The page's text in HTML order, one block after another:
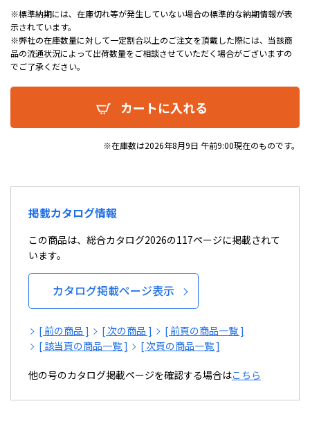
※標準納期には、在庫切れ等が発生していない場合の標準的な納期情報が表
示されています。
※弊社の在庫数量に対して一定割合以上のご注文を頂戴した際には、当該商
品の流通状況によって出荷数量をご相談させていただく場合がございますの
でご了承ください。
カートに入れる
※在庫数は2026年8月9日 午前9:00現在のものです。
掲載カタログ情報
この商品は、総合カタログ2026の117ページに掲載されて
います。
カタログ掲載ページ表示
[ 前の商品 ] [ 次の商品 ]
[ 前頁の商品一覧 ]
[ 該当頁の商品一覧 ]
[ 次頁の商品一覧 ]
他の号のカタログ掲載ページを確認する場合はこちら